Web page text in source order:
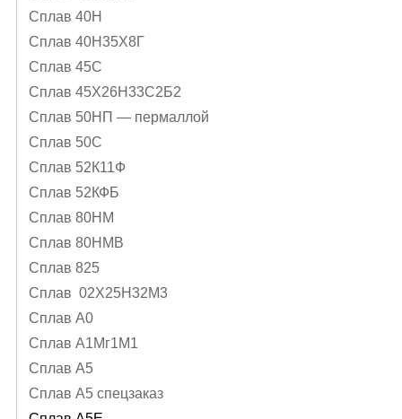
Сплав 40Н
Сплав 40Н35Х8Г
Сплав 45С
Сплав 45Х26Н33С2Б2
Сплав 50НП — пермаллой
Сплав 50С
Сплав 52К11Ф
Сплав 52КФБ
Сплав 80НМ
Сплав 80НМВ
Сплав 825
Сплав 02Х25Н32М3
Сплав А0
Сплав А1Mг1M1
Сплав А5
Сплав А5 спецзаказ